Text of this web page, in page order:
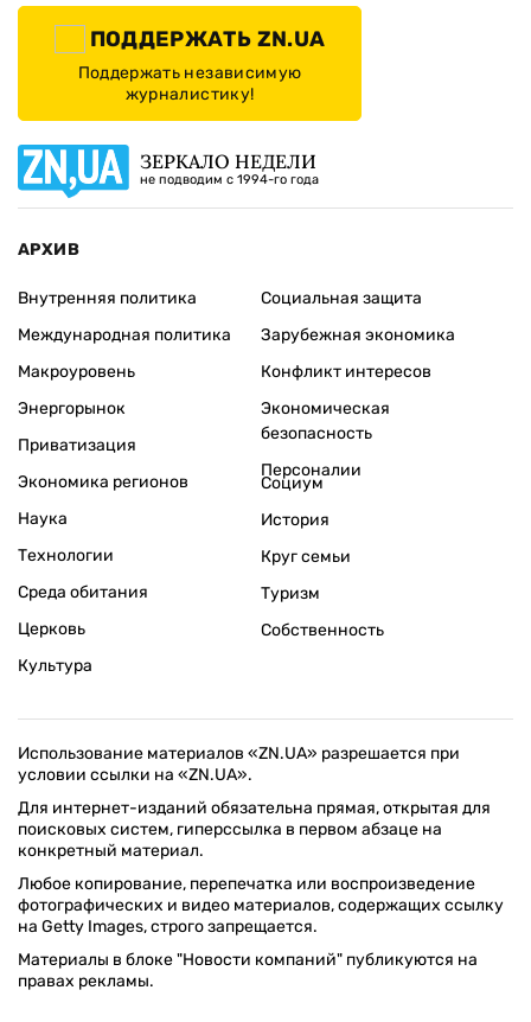
ПОДДЕРЖАТЬ ZN.UA
Поддержать независимую
журналистику!
ЗЕРКАЛО НЕДЕЛИ
не подводим с 1994-го года
АРХИВ
Внутренняя политика
Международная политика
Макроуровень
Энергорынок
Приватизация
Экономика регионов
Социальная защита
Зарубежная экономика
Конфликт интересов
Экономическая
безопасность
Персоналии
Наука
Технологии
Среда обитания
Церковь
Культура
Социум
История
Круг семьи
Туризм
Собственность
Использование материалов «ZN.UA» разрешается при
условии ссылки на «ZN.UA».
Для интернет-изданий обязательна прямая, открытая для
поисковых систем, гиперссылка в первом абзаце на
конкретный материал.
Любое копирование, перепечатка или воспроизведение
фотографических и видео материалов, содержащих ссылку
на Getty Images, строго запрещается.
Материалы в блоке "Новости компаний" публикуются на
правах рекламы.